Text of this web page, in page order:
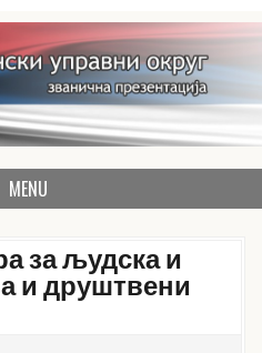
управног округа
MENU
за људска и
и друштвени